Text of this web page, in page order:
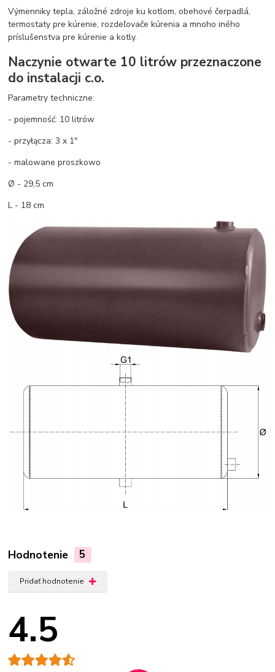
Výmenniky tepla, záložné zdroje ku kotlom, obehové čerpadlá,
termostaty pre kúrenie, rozdeľovače kúrenia a mnoho iného
príslušenstva pre kúrenie a kotly.
Naczynie otwarte 10 litrów przeznaczone
do instalacji c.o.
Parametry techniczne:
- pojemność: 10 litrów
- przyłącza: 3 x 1"
- malowane proszkowo
Ø - 29,5 cm
L - 18 cm
Hodnotenie 5
Pridať hodnotenie
4.5